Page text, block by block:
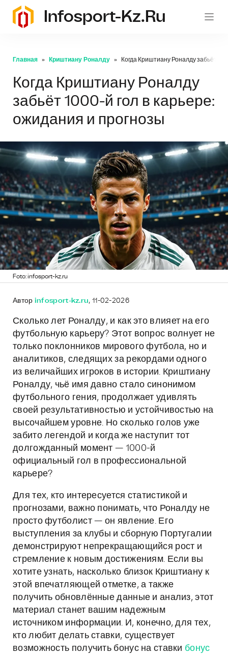
Infosport-Kz.ru
Главная Криштиану Роналду Когда Криштиану Роналду забьёт
Когда Криштиану Роналду
забьёт 1000-й гол в карьере:
ожидания и прогнозы
Foto: infosport-kz.ru
Автор infosport-kz.ru, 11-02-2026
Сколько лет Роналду, и как это влияет на его
футбольную карьеру? Этот вопрос волнует не
только поклонников мирового футбола, но и
аналитиков, следящих за рекордами одного
из величайших игроков в истории. Криштиану
Роналду, чьё имя давно стало синонимом
футбольного гения, продолжает удивлять
своей результативностью и устойчивостью на
высочайшем уровне. Но сколько голов уже
забито легендой и когда же наступит тот
долгожданный момент — 1000-й
официальный гол в профессиональной
карьере?
Для тех, кто интересуется статистикой и
прогнозами, важно понимать, что Роналду не
просто футболист — он явление. Его
выступления за клубы и сборную Португалии
демонстрируют непрекращающийся рост и
стремление к новым достижениям. Если вы
хотите узнать, насколько близок Криштиану к
этой впечатляющей отметке, а также
получить обновлённые данные и анализ, этот
материал станет вашим надежным
источником информации. И, конечно, для тех,
кто любит делать ставки, существует
возможность получить бонус на ставки бонус